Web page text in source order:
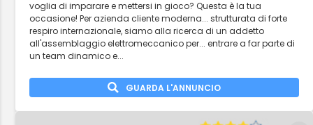
voglia di imparare e mettersi in gioco? Questa è la tua
occasione! Per azienda cliente moderna... strutturata di forte
respiro internazionale, siamo alla ricerca di un addetto
all'assemblaggio elettromeccanico per... entrare a far parte di
un team dinamico e...
GUARDA L'ANNUNCIO